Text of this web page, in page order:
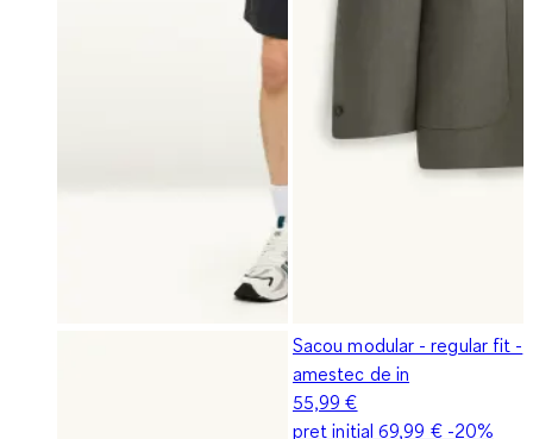
Sacou modular - regular fit -
amestec de in
55,99 €
preț inițial69,99 €-20%